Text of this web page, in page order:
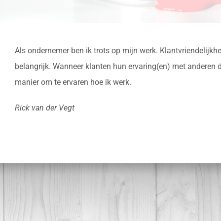
Als ondernemer ben ik trots op mijn werk.
belangrijk. Wanneer klanten hun ervaring(en) met anderen
manier om te ervaren hoe ik werk.
Rick van der Vegt